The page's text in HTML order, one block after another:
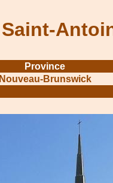
Saint-
Province
Nouveau-Brunswick